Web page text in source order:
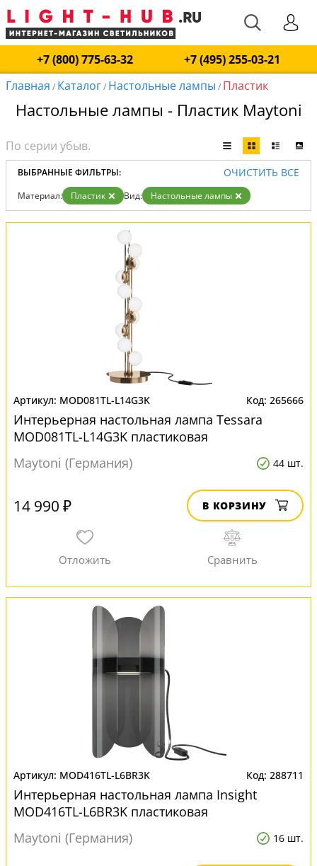
+7 (800) 775-63-32
+7 (495) 255-03-21
Главная / Каталог/ Настольные лампы / Пластик
Настольные лампы - Пластик Maytoni
ВЫБРАННЫЕ ФИЛЬТРЫ: ОЧИСТИТЬ ВСЕ
Материал: Пластик Вид: Настольные лампы
MOD081TL-L14G3K 265666
Интерьерная настольная лампа Tessara
MOD081TL-L14G3K пластиковая
Maytoni (Германия)
44 шт.
14 990 ₽ В КОРЗИНУ
MOD416TL-L6BR3K 288711
Интерьерная настольная лампа Insight
MOD416TL-L6BR3K пластиковая
Maytoni (Германия)
16 шт.